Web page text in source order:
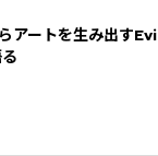
アートを生み出すEvi